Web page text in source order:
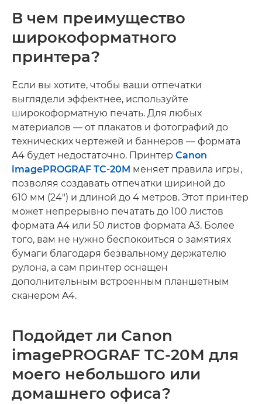
В чем преимущество
широкоформатного
принтера?
Если вы хотите, чтобы ваши отпечатки
выглядели эффектнее, используйте
широкоформатную печать. Для любых
материалов — от плакатов и фотографий до
технических чертежей и баннеров — формата
A4 будет недостаточно. Принтер Canon
imagePROGRAF TC-20M меняет правила игры,
позволяя создавать отпечатки шириной до
610 мм (24") и длиной до 4 метров. Этот принтер
может непрерывно печатать до 100 листов
формата A4 или 50 листов формата A3. Более
того, вам не нужно беспокоиться о замятиях
бумаги благодаря безвальному держателю
рулона, а сам принтер оснащен
дополнительным встроенным планшетным
сканером A4.
Подойдет ли Canon
imagePROGRAF TC-20M для
моего небольшого или
домашнего офиса?